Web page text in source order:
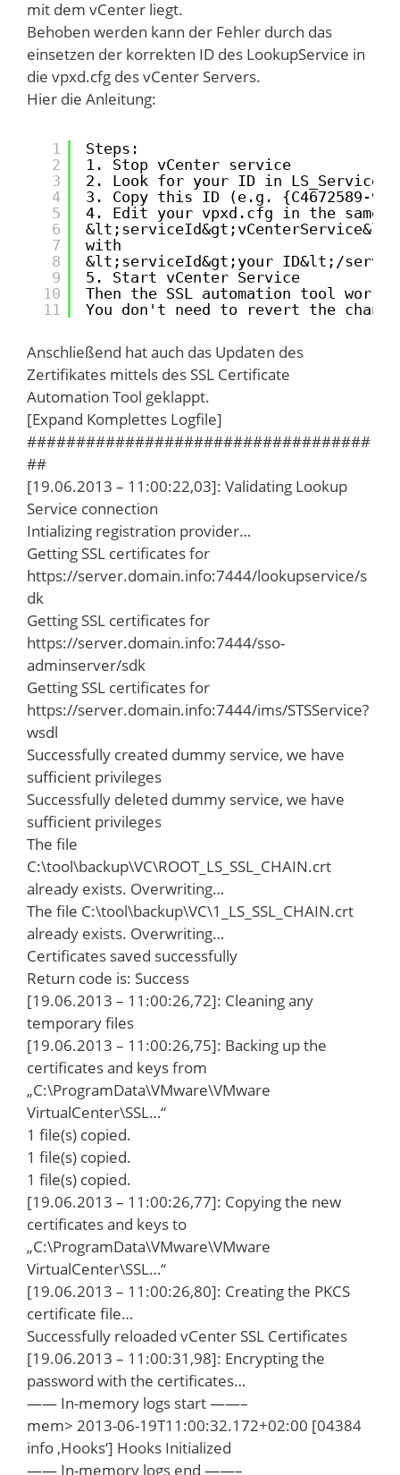
mit dem vCenter liegt.
Behoben werden kann der Fehler durch das
einsetzen der korrekten ID des LookupService in
die vpxd.cfg des vCenter Servers.
Hier die Anleitung:
1
2
3
4
5
6
7
8
9
10
11
Steps:
1. Stop vCenter service
2. Look for your ID in
3. Copy this ID (e.g. {C4672589-
4. Edit your vpxd.cfg in the same
with
&lt;serviceId&gt;your ID&lt;/
5. Start vCenter Service
Then the SSL automation tool works!
You don't need to revert the
Anschließend hat auch das Updaten des
Zertifikates mittels des SSL Certificate
Automation Tool geklappt.
[Expand Komplettes Logfile]
###################################
##
[19.06.2013 – 11:00:22,03]: Validating Lookup
Service connection
Intializing registration provider…
Getting SSL certificates for
https://server.domain.info:7444/lookupservice/s
dk
Getting SSL certificates for
https://server.domain.info:7444/sso-
adminserver/sdk
Getting SSL certificates for
https://server.domain.info:7444/ims/STSService?
wsdl
Successfully created dummy service, we have
sufficient privileges
Successfully deleted dummy service, we have
sufficient privileges
The file
C:\tool\backup\VC\ROOT_LS_SSL_CHAIN.crt
already exists. Overwriting…
The file C:\tool\backup\VC\1_LS_SSL_CHAIN.crt
already exists. Overwriting…
Certificates saved successfully
Return code is: Success
[19.06.2013 – 11:00:26,72]: Cleaning any
temporary files
[19.06.2013 – 11:00:26,75]: Backing up the
certificates and keys from
„C:\ProgramData\VMware\VMware
VirtualCenter\SSL…“
1 file(s) copied.
1 file(s) copied.
1 file(s) copied.
[19.06.2013 – 11:00:26,77]: Copying the new
certificates and keys to
„C:\ProgramData\VMware\VMware
VirtualCenter\SSL…“
[19.06.2013 – 11:00:26,80]: Creating the PKCS
certificate file…
Successfully reloaded vCenter SSL Certificates
[19.06.2013 – 11:00:31,98]: Encrypting the
password with the certificates…
—— In-memory logs start ——–
mem> 2013-06-19T11:00:32.172+02:00 [04384
info ‚Hooks‘] Hooks Initialized
—— In-memory logs end ——–